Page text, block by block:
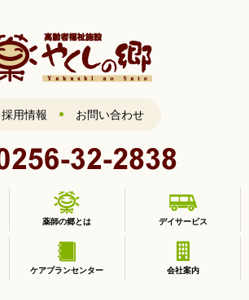
採用情報 お問い合わせ
薬師の郷とは デイサービス
ケアプランセンター 会社案内